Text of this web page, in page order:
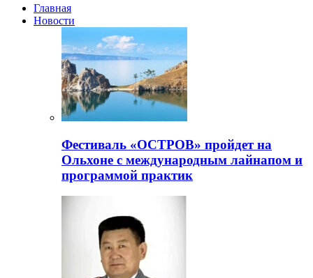
Главная
Новости
Фестиваль «ОСТРОВ» пройдет на
Ольхоне с международным лайнапом и
программой практик